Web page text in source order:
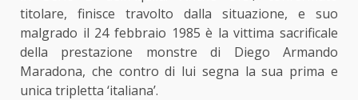
titolare, finisce travolto dalla situazione, e suo
malgrado il 24 febbraio 1985 è la vittima sacrificale
della prestazione monstre di Diego Armando
Maradona, che contro di lui segna la sua prima e
unica tripletta ‘italiana’.